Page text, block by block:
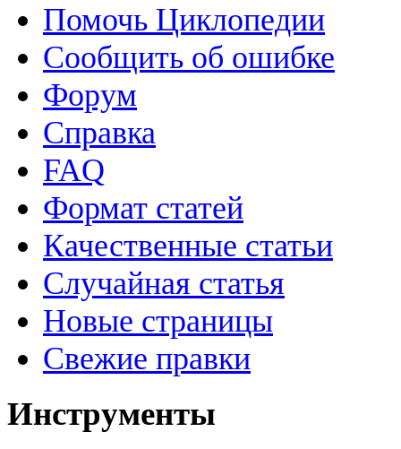
Помочь Циклопедии
Сообщить об ошибке
Форум
Справка
FAQ
Формат статей
Качественные статьи
Случайная статья
Новые страницы
Свежие правки
Инструменты